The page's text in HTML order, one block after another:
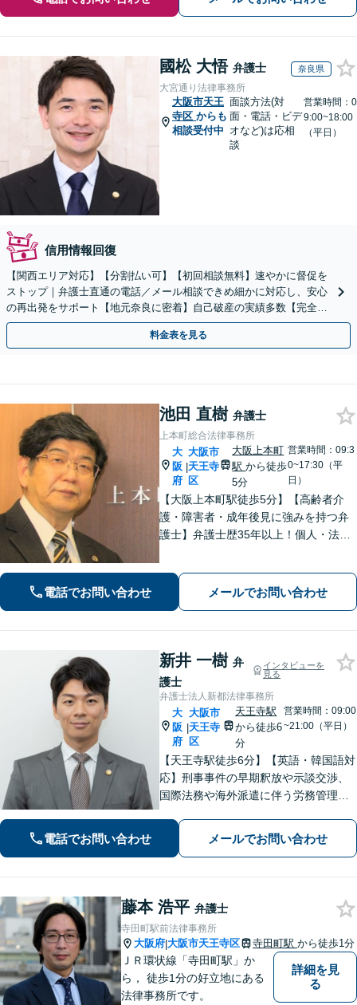
國松 大悟 弁護士 奈良県
大宮通り法律事務所
大阪市天王
寺区 からも
相談受付中
面談方法(対
面・電話・ビデ
オなど)は応相
談
営業時間：0
9:00~18:00
（平日）
信用情報回復
【関西エリア対応】【分割払い可】【初回相談無料】速やかに督促を
ストップ｜弁護士直通の電話／メール相談できめ細かに対応し、安心
の再出発をサポート【地元奈良に密着】自己破産の実績多数【完全個
室】
料金表を見る
池田 直樹 弁護士
上本町総合法律事務所
大
阪
府
|
大阪市
天王寺
区
大阪上本町
駅から徒歩
5分
営業時間：09:3
0~17:30（平
日）
【大阪上本町駅徒歩5分】【高齢者介
護・障害者・成年後見に強みを持つ弁
護士】弁護士歴35年以上！個人・法人
あなたの力になりますので、お気軽に
ご相談ください。
電話でお問い合わせ メールでお問い合わせ
新井 一樹 弁
護士
インタビューを
見る
弁護士法人新都法律事務所
大
阪
府
|
大阪市
天王寺
区
天王寺駅
から徒歩6
分
営業時間：09:00
~21:00（平日）
【天王寺駅徒歩6分】【英語・韓国語対
応】刑事事件の早期釈放や示談交渉、
国際法務や海外派遣に伴う労務管理、
お任せください。法律のプロフェッシ
ョナルが、途を切り拓くお手伝いを致
電話でお問い合わせ メールでお問い合わせ
藤本 浩平 弁護士
寺田町駅前法律事務所
大阪府|大阪市天王寺区 寺田町駅 から徒歩1分
ＪＲ環状線「寺田町駅」か
ら， 徒歩1分の好立地にある
法律事務所です。
詳細を見
る